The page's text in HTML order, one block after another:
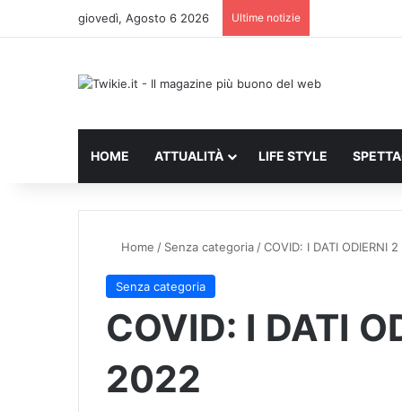
giovedì, Agosto 6 2026 Ultime notizie
HOME ATTUALITÀ LIFE STYLE
Home / Senza categoria /COVID: I DATI ODIERNI
Senza categoria
COVID: I DATI
2022